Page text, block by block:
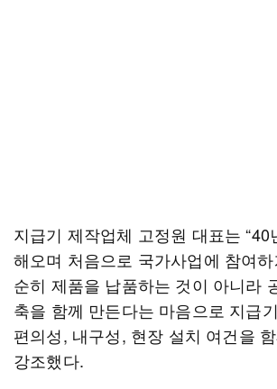
지급기 제작업체 고정원 대표는 “40
해오며 처음으로 국가사업에 참여하
순히 제품을 납품하는 것이 아니라
축을 함께 만든다는 마음으로 지급
편의성, 내구성, 현장 설치 여건을
강조했다.